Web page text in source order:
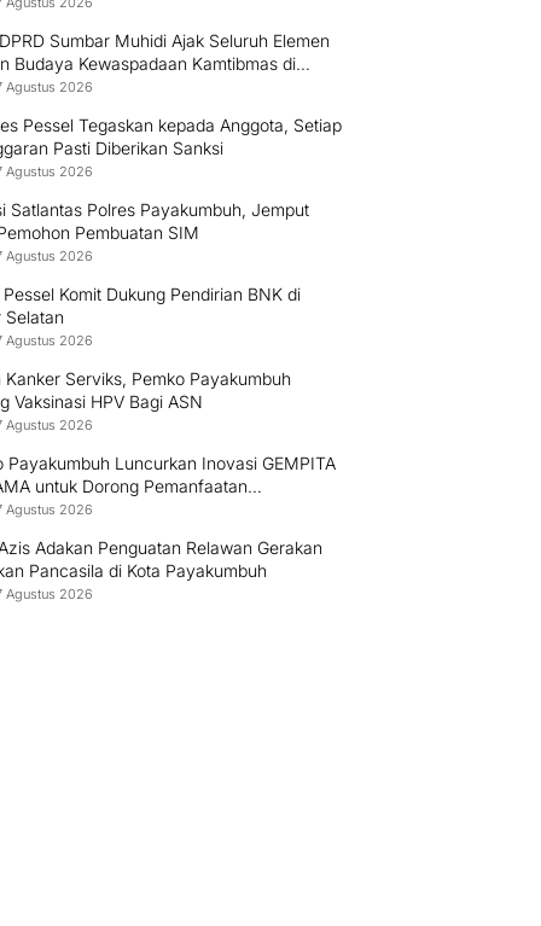
Sumbar Muhidi Ajak Seluruh Elemen
Budaya Kewaspadaan Kamtibmas di
Masyarakat
Agustus 2026
Pessel Tegaskan kepada Anggota, Setiap
Pasti Diberikan Sanksi
Agustus 2026
Satlantas Polres Payakumbuh, Jemput
Pembuatan SIM
Agustus 2026
Pessel Komit Dukung Pendirian BNK di
Selatan
Agustus 2026
Kanker Serviks, Pemko Payakumbuh
Vaksinasi HPV Bagi ASN
Agustus 2026
Payakumbuh Luncurkan Inovasi GEMPITA
untuk Dorong Pemanfaatan
Agustus 2026
Adakan Penguatan Relawan Gerakan
Pancasila di Kota Payakumbuh
Agustus 2026